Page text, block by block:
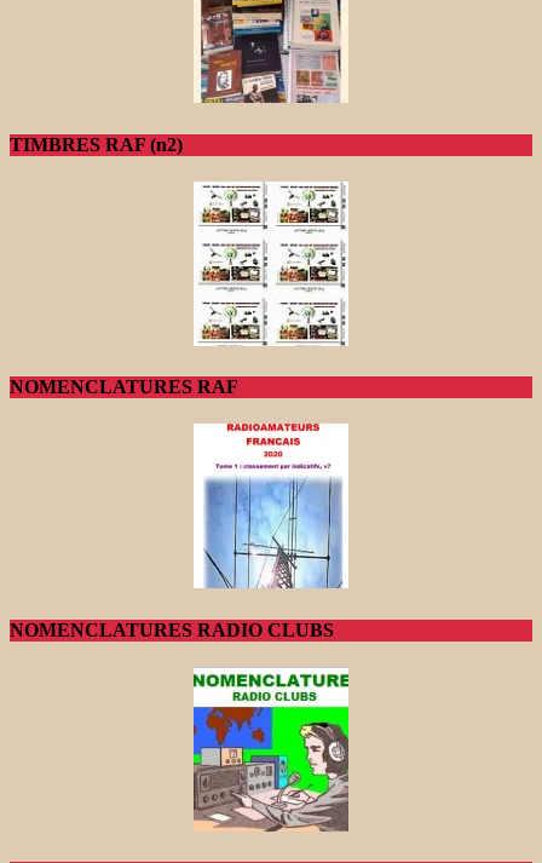
TIMBRES RAF (n2)
NOMENCLATURES RAF
NOMENCLATURES RADIO CLUBS